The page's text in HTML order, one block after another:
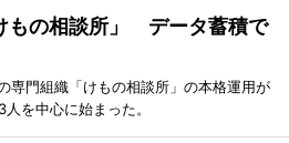
もの相談所」 データ蓄積で
専門組織「けもの相談所」の本格運用が
を中心に始まった。